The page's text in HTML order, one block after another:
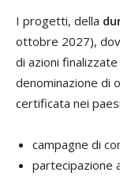
I progetti, della
ottobre 2027),
di azioni
denominazione di
certificata nei
campagne di
partecipazione